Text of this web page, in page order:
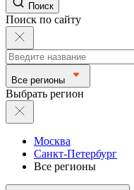
Поиск
Поиск по сайту
Все регионы
Выбрать регион
Москва
Санкт-Петербург
Все регионы